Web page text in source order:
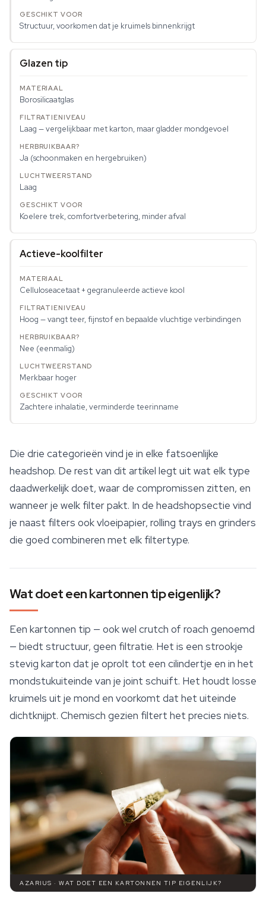
Structuur, voorkomen dat je kruimels binnenkrijgt
Glazen tip
Borosilicaatglas
Laag — vergelijkbaar met karton, maar gladder mondgevoel
Ja (schoonmaken en hergebruiken)
Laag
Koelere trek, comfortverbetering, minder afval
Actieve-koolfilter
Celluloseacetaat + gegranuleerde actieve kool
Hoog — vangt teer, fijnstof en bepaalde vluchtige verbindingen
Nee (eenmalig)
Merkbaar hoger
Zachtere inhalatie, verminderde teerinname
Die drie categorieën vind je in elke fatsoenlijke
headshop. De rest van dit artikel legt uit wat elk type
daadwerkelijk doet, waar de compromissen zitten, en
wanneer je welk filter pakt. In de headshopsectie vind
je naast filters ook vloeipapier, rolling trays en grinders
die goed combineren met elk filtertype.
Wat doet een kartonnen tip eigenlijk?
Een kartonnen tip — ook wel crutch of roach genoemd
— biedt structuur, geen filtratie. Het is een strookje
stevig karton dat je oprolt tot een cilindertje en in het
mondstukuiteinde van je joint schuift. Het houdt losse
kruimels uit je mond en voorkomt dat het uiteinde
dichtknijpt. Chemisch gezien filtert het precies niets.
AZARIUS · WAT DOET EEN KARTONNEN TIP EIGENLIJK?